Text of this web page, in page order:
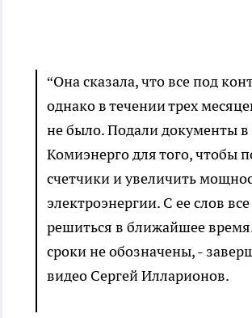
“Она сказала, что все под
однако в течении трех
не было. Подали документы в
Комиэнерго для того, чтобы
счетчики и увеличить
электроэнергии. С ее слов
решиться в ближайшее
сроки не обозначены, -
видео Сергей Илларионов.